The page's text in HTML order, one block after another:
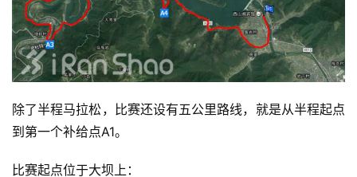
除了半程马拉松，比赛还设有五公里路线，就是从半程起点
到第一个补给点A1。
比赛起点位于大坝上：